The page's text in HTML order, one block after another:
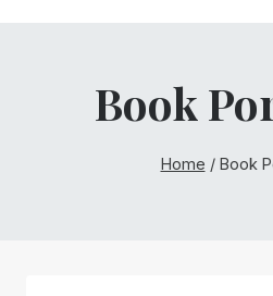
Book
Home / Book